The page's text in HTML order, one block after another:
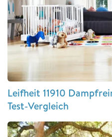
Leifheit 11910
Test-Vergleich